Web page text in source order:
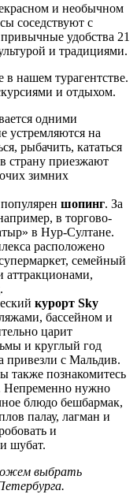
и необычном
соседствуют с
удобства 21
и традициями.
нашем турагентстве.
и отдыхом.
одними
устремляются на
рыбачить, кататься
в страну приезжают
зимних
шопинг. За
в торгово-
в Нур-Султане.
расположено
семейный
аттракционами,
курорт Sky
бассейном и
царит
и круглый год
привезли с Мальдив.
также познакомитесь
Непременно нужно
блюдо бешбармак,
палау, лагман и
и
шубат.
выбрать